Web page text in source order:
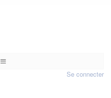
Se connecter